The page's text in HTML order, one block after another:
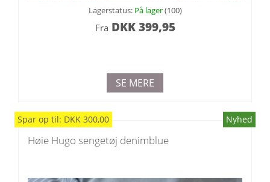
Lagerstatus: På lager(100)
Fra DKK399,95
SE MERE
Spar op til: DKK 300,00 Nyhed
Høie Hugo sengetøj denimblue